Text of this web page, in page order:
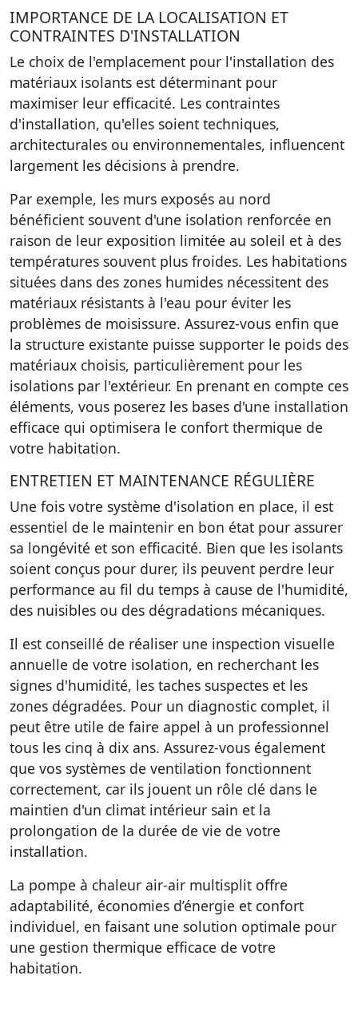
IMPORTANCE DE LA LOCALISATION ET
CONTRAINTES D'INSTALLATION
Le choix de l'emplacement pour l'installation des
matériaux isolants est déterminant pour
maximiser leur efficacité. Les contraintes
d'installation, qu'elles soient techniques,
architecturales ou environnementales, influencent
largement les décisions à prendre.
Par exemple, les murs exposés au nord
bénéficient souvent d'une isolation renforcée en
raison de leur exposition limitée au soleil et à des
températures souvent plus froides. Les habitations
situées dans des zones humides nécessitent des
matériaux résistants à l'eau pour éviter les
problèmes de moisissure. Assurez-vous enfin que
la structure existante puisse supporter le poids des
matériaux choisis, particulièrement pour les
isolations par l'extérieur. En prenant en compte ces
éléments, vous poserez les bases d'une installation
efficace qui optimisera le confort thermique de
votre habitation.
ENTRETIEN ET MAINTENANCE RÉGULIÈRE
Une fois votre système d'isolation en place, il est
essentiel de le maintenir en bon état pour assurer
sa longévité et son efficacité. Bien que les isolants
soient conçus pour durer, ils peuvent perdre leur
performance au fil du temps à cause de l'humidité,
des nuisibles ou des dégradations mécaniques.
Il est conseillé de réaliser une inspection visuelle
annuelle de votre isolation, en recherchant les
signes d'humidité, les taches suspectes et les
zones dégradées. Pour un diagnostic complet, il
peut être utile de faire appel à un professionnel
tous les cinq à dix ans. Assurez-vous également
que vos systèmes de ventilation fonctionnent
correctement, car ils jouent un rôle clé dans le
maintien d'un climat intérieur sain et la
prolongation de la durée de vie de votre
installation.
La pompe à chaleur air-air multisplit offre
adaptabilité, économies d’énergie et confort
individuel, en faisant une solution optimale pour
une gestion thermique efficace de votre
habitation.